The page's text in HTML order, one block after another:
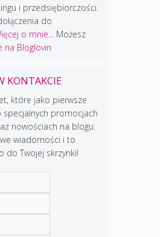
i przedsiębiorczości.
do
o mnie...Możesz
na Bloglovin
KONTAKCIE
które jako pierwsze
specjalnych promocjach
nowościach na blogu.
wiadomości i to
do Twojej skrzynki!